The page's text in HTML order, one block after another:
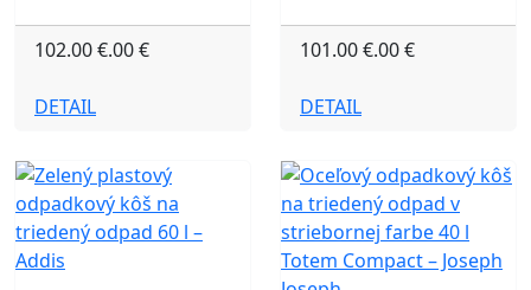
102.00 €.00 €
DETAIL
101.00 €.00 €
DETAIL